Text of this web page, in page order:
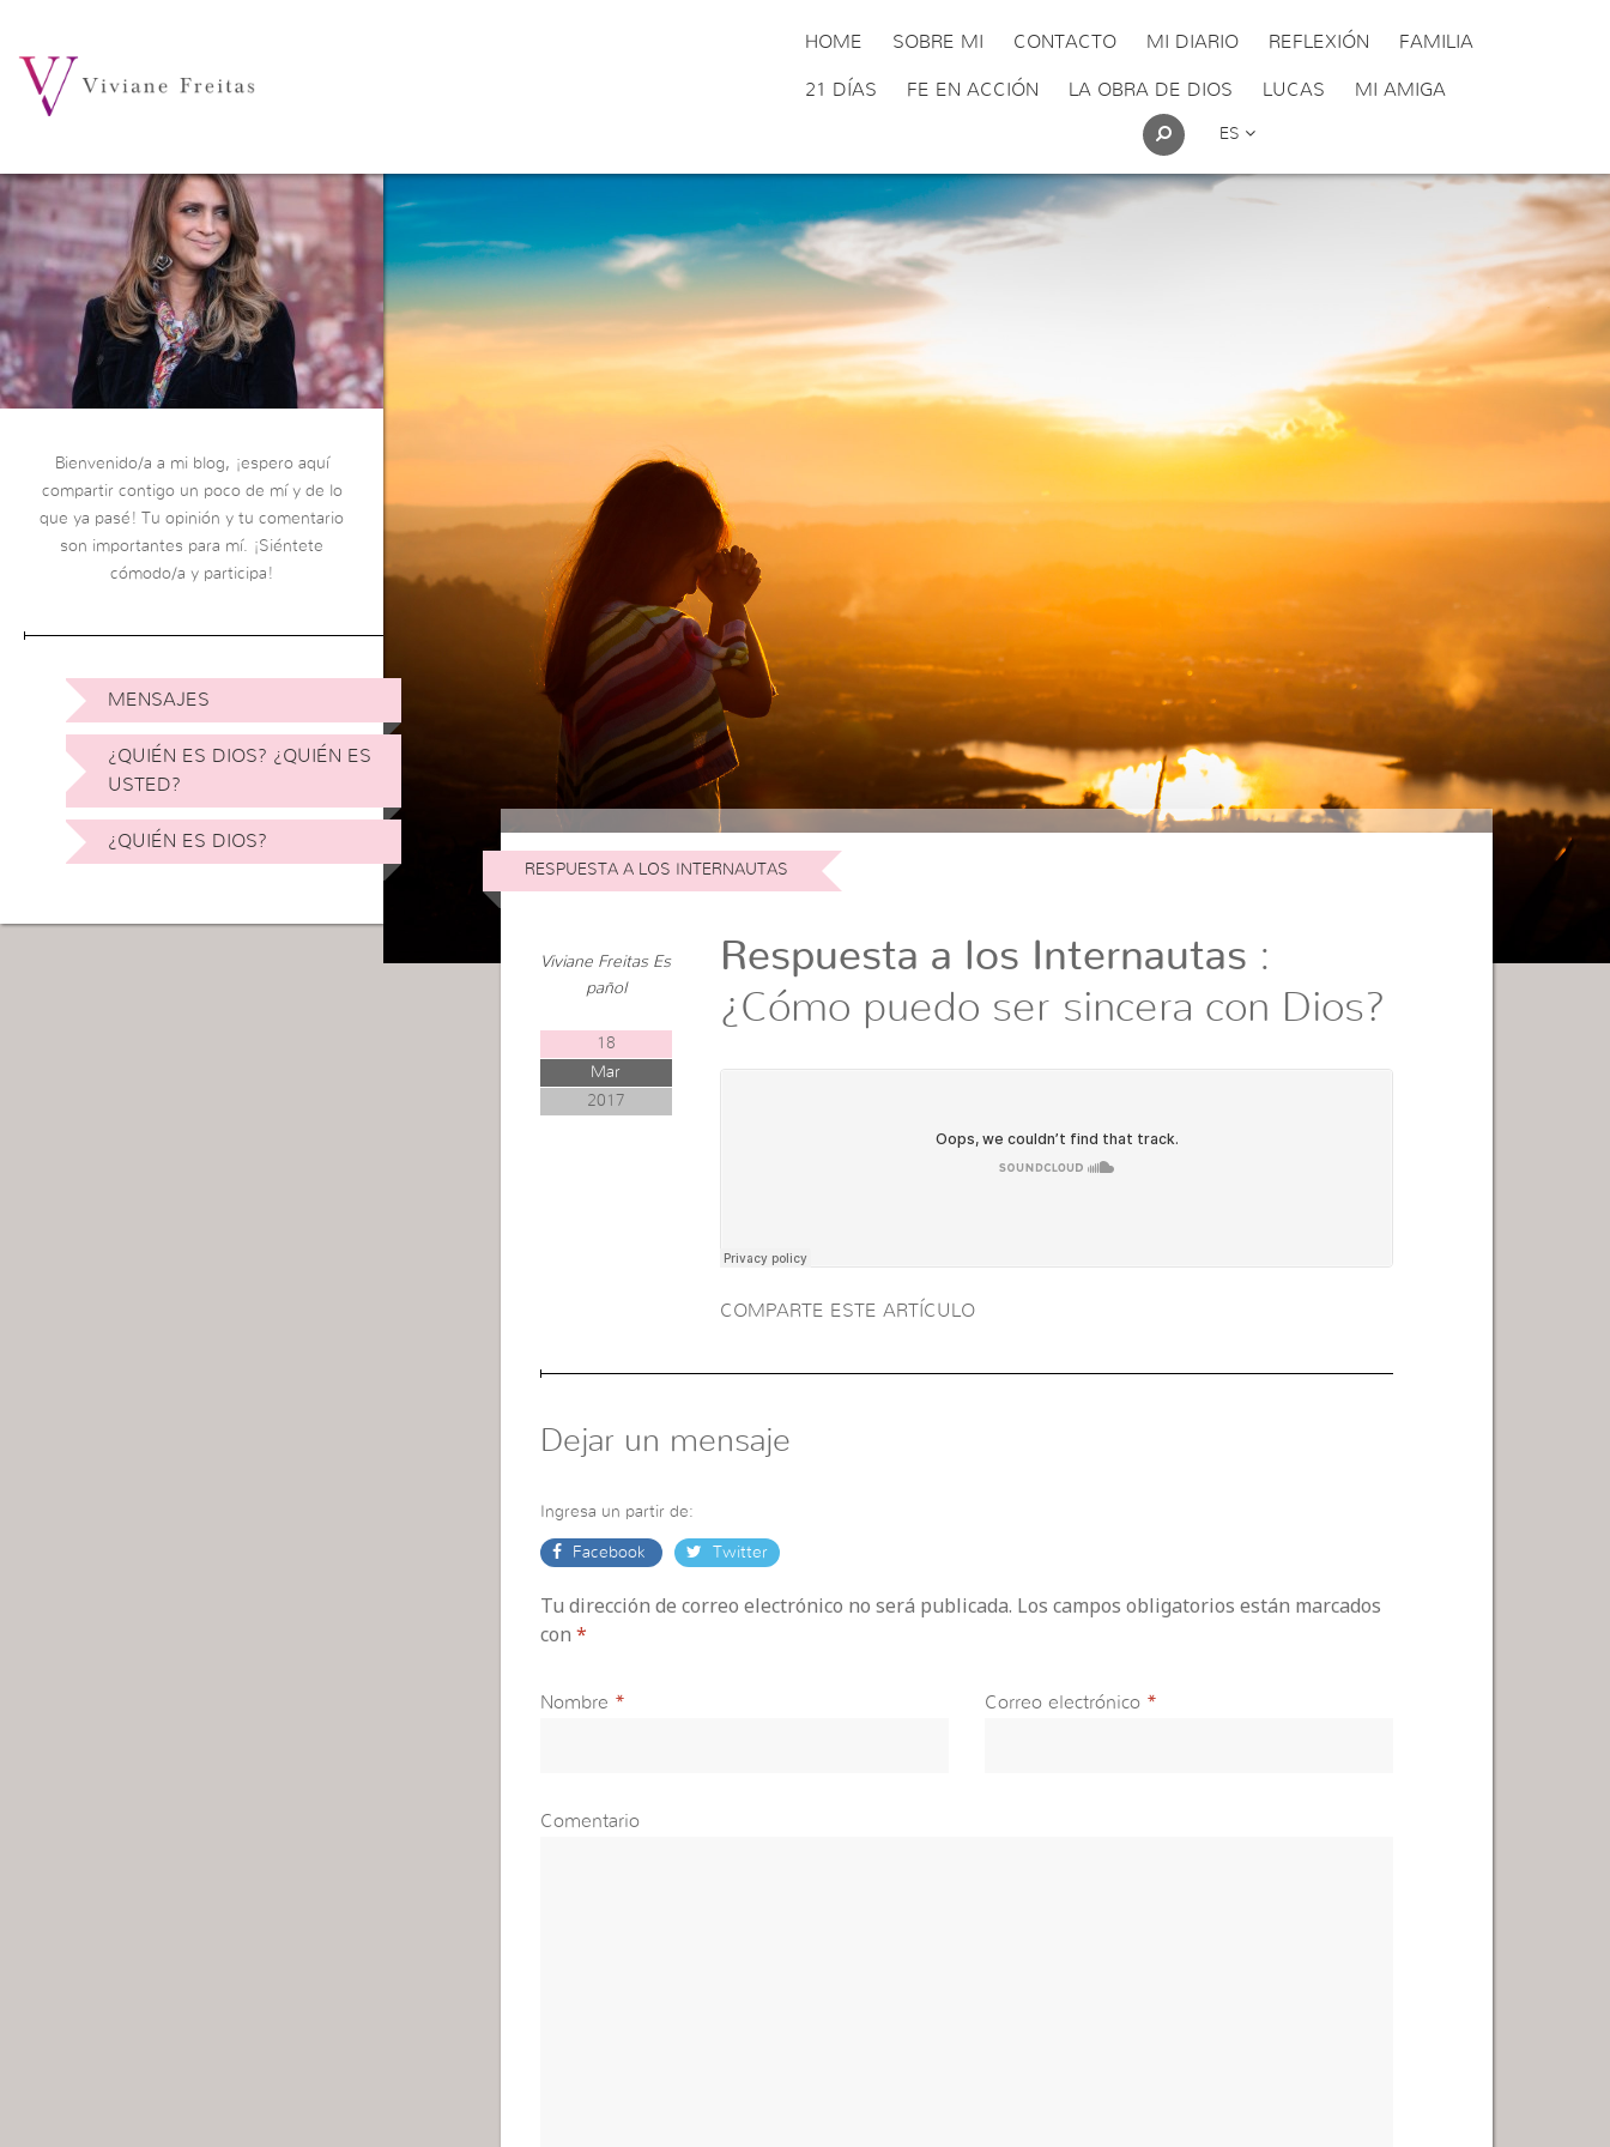
HOME SOBRE MI CONTACTO MI DIARIO REFLEXIÓN FAMILIA
21 DÍAS FE EN ACCIÓN LA OBRA DE DIOS LUCAS MI AMIGA
ES
Bienvenido/a a mi blog, ¡espero aquí
compartir contigo un poco de mí y de lo
que ya pasé! Tu opinión y tu comentario
son importantes para mí. ¡Siéntete
cómodo/a y participa!
MENSAJES
¿QUIÉN ES DIOS? ¿QUIÉN ES
USTED?
¿QUIÉN ES DIOS?
RESPUESTA A LOS INTERNAUTAS
Viviane Freitas Es
pañol
18
Mar
2017
Respuesta a los Internautas :
¿Cómo puedo ser sincera con Dios?
COMPARTE ESTE ARTÍCULO
Dejar un mensaje
Ingresa un partir de:
Facebook Twitter
Tu dirección de correo electrónico no será publicada. Los campos obligatorios están marcados
con *
Nombre * Correo electrónico *
Comentario